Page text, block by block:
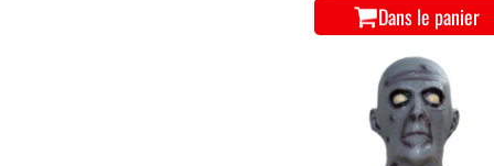
Dans le panier